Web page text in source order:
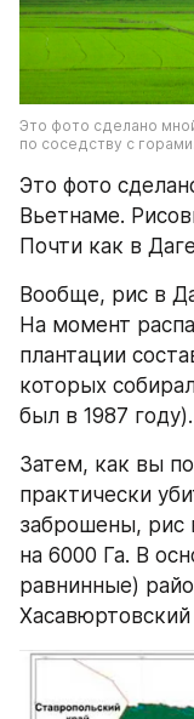
Это фото сделано
по соседству с
Это фото
Вьетнаме.
Почти как в
Вообще, рис в
На момент
плантации
которых
был в 1987 году).
Затем, как вы
практически
заброшены, рис
на 6000 Га. В
равнинные)
Хасавюртовский